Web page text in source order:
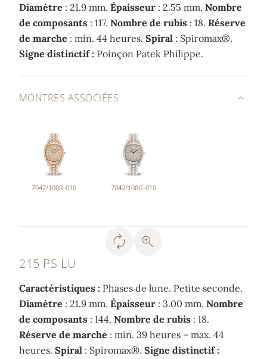
Diamètre : 21.9 mm. Épaisseur : 2.55 mm. Nombre
de composants : 117. Nombre de rubis : 18. Réserve
de marche : min. 44 heures. Spiral : Spiromax®.
Signe distinctif : Poinçon Patek Philippe.
MONTRES ASSOCIÉES
7042/100R-010 7042/100G-010
215 PS LU
Caractéristiques : Phases de lune. Petite seconde.
Diamètre : 21.9 mm. Épaisseur : 3.00 mm. Nombre
de composants : 144. Nombre de rubis : 18.
Réserve de marche : min. 39 heures – max. 44
heures. Spiral : Spiromax®. Signe distinctif :